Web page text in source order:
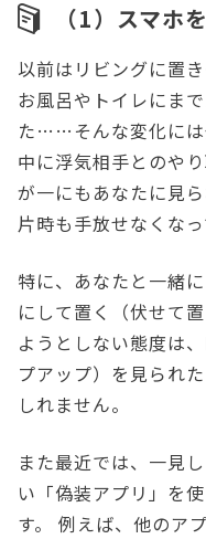
（1）スマホ
以前はリビングに置
お風呂やトイレにま
た……そんな変化には
中に浮気相手とのや
が一にもあなたに見
片時も手放せなくな
特に、あなたと一緒
にして置く（伏せて
ようとしない態度は
プアップ）を見られ
しれません。
また最近では、一見
い「偽装アプリ」を
す。 例えば、他のア